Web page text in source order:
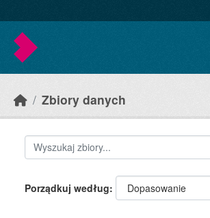
Zbiory danych
Porządkuj według